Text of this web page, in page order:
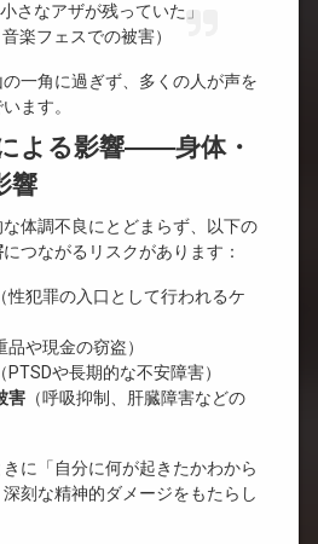
さなアザが残っていた」
楽フェスでの被害）
一角に過ぎず、多くの人が声を
ます。
よる影響――身体・
響
体調不良にとどまらず、以下の
につながるリスクがあります：
（性犯罪の入口として行われるケ
品や現金の窃盗）
（PTSDや長期的な不安障害）
害 （呼吸抑制、肝臓障害などの
に「自分に何が起きたかわから
刻な精神的ダメージをもたらし